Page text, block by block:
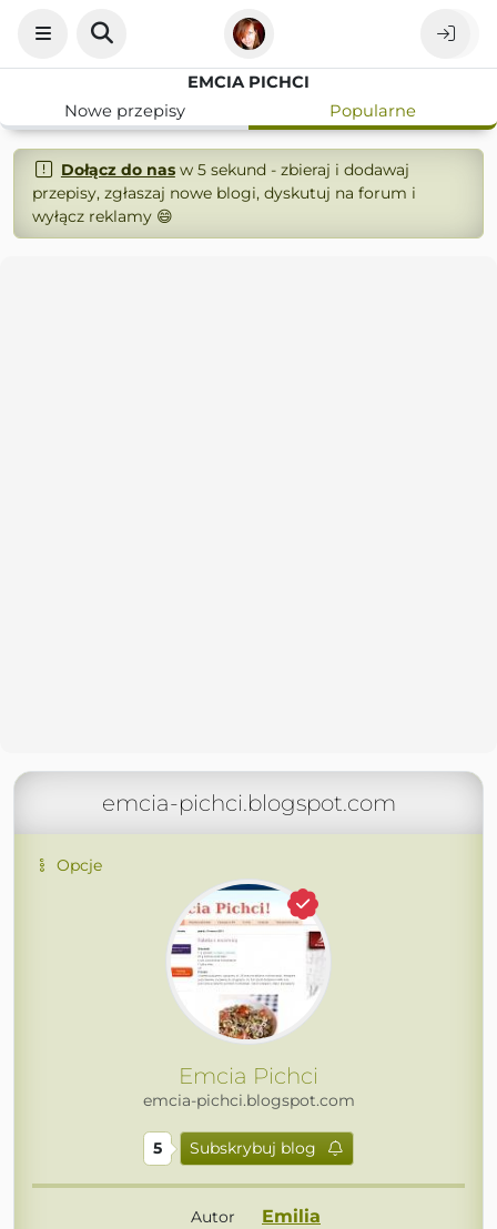
EMCIA PICHCI
Nowe przepisy
Popularne
Dołącz do nasw 5 sekund - zbieraj i dodawaj
przepisy, zgłaszaj nowe blogi, dyskutuj na forum i
wyłącz reklamy 😄
emcia-pichci.blogspot.com
Opcje
Emcia Pichci
emcia-pichci.blogspot.com
5 Subskrybuj blog
Autor Emilia